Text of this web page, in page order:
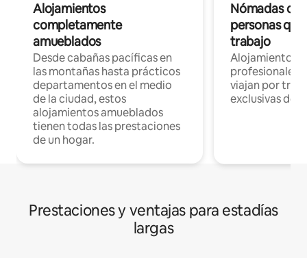
Alojamientos
completamente
amueblados
Desde cabañas pacíficas en
las montañas hasta prácticos
departamentos en el medio
de la ciudad, estos
alojamientos amueblados
tienen todas las prestaciones
de un hogar.
Nómadas
personas
trabajo
Alojamientos
profesionales
viajan por
exclusivas de
Prestaciones y ventajas para estadías
largas